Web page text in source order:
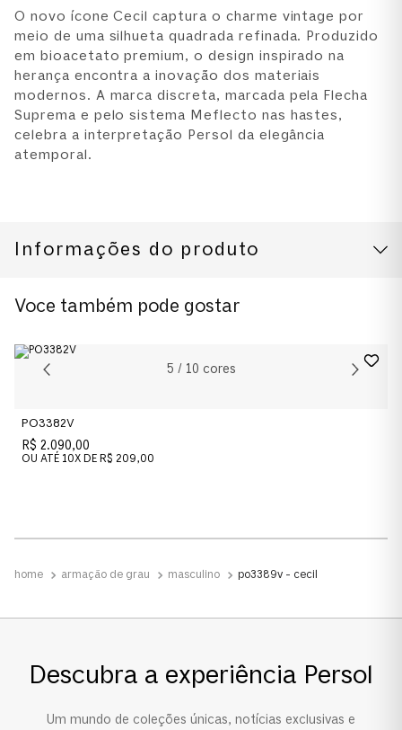
O novo ícone Cecil captura o charme vintage por
meio de uma silhueta quadrada refinada. Produzido
em bioacetato premium, o design inspirado na
herança encontra a inovação dos materiais
modernos. A marca discreta, marcada pela Flecha
Suprema e pelo sistema Meflecto nas hastes,
celebra a interpretação Persol da elegância
atemporal.
Informações do produto
CUIDADOS COM O PRODUTO
0PO3389V
Cor da Armação
Cor das Lentes
Transparente
Acetato
Tamanho da Lente
Ponte Alta
Voce também pode gostar
5 / 10 cores
PO3382V
R$ 2.090,00
OU ATÉ 10X DE R$ 209,00
armação de grau masculino po3389v - cecil
Descubra a experiência Persol
Um mundo de coleções únicas, notícias exclusivas e